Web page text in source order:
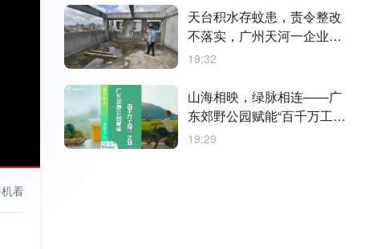
看
天台积水存蚊患，责令整改
不落实，广州天河一企业被
罚
19:32
山海相映，绿脉相连——广
东郊野公园赋能“百千万工
程”之路
19:29